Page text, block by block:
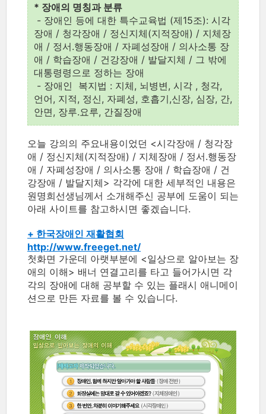
* 장애의 명칭과 분류
- 장애인 등에 대한 특수교육법 (제15조): 시각
장애 / 청각장애 / 정신지체(지적장애) / 지체장
애 / 정서.행동장애 / 자폐성장애 / 의사소통 장
애 / 학습장애 / 건강장애 / 발달지체 / 그 밖에
대통령령으로 정하는 장애
- 장애인 복지법 : 지체, 뇌병변, 시각 , 청각,
언어, 지적, 정신, 자폐성, 호흡기,신장, 심장, 간,
안면, 장루.요루, 간질장애
오늘 강의의 주요내용이었던 <시각장애 / 청각장
애 / 정신지체(지적장애) / 지체장애 / 정서.행동장
애 / 자폐성장애 / 의사소통 장애 / 학습장애 / 건
강장애 / 발달지체> 각각에 대한 세부적인 내용은
원명희선생님께서 소개해주신 공부에 도움이 되는
아래 사이트를 참고하시면 좋겠습니다.
+ 한국장애인 재활협회
http://www.freeget.net/
첫화면 가운데 아랫부분에 <일상으로 알아보는 장
애의 이해> 배너 연결고리를 타고 들어가시면 각
각의 장애에 대해 공부할 수 있는 플래시 애니메이
션으로 만든 자료를 볼 수 있습니다.